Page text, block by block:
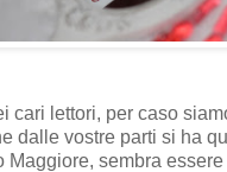
cari lettori, per caso
dalle vostre parti si ha
Maggiore, sembra